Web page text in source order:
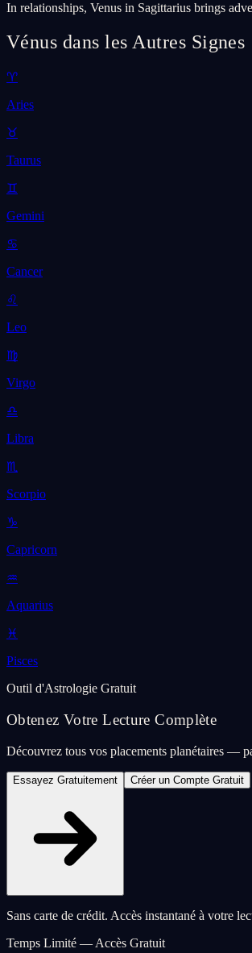
In relationships, Venus in Sagittarius brings
Vénus dans les Autres Signes
♈
Aries
♉
Taurus
♊
Gemini
♋
Cancer
♌
Leo
♍
Virgo
♎
Libra
♏
Scorpio
♑
Capricorn
♒
Aquarius
♓
Pisces
Outil d'Astrologie Gratuit
Obtenez Votre Lecture Complète
Découvrez tous vos placements planétaires —
Essayez Gratuitement Créer un Compte Gratuit
Sans carte de crédit. Accès instantané à votre
Temps Limité — Accès Gratuit